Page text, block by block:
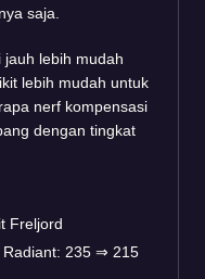
saja.
jauh lebih mudah
lebih mudah untuk
nerf kompensasi
dengan tingkat
Freljord
235 ⇒ 215